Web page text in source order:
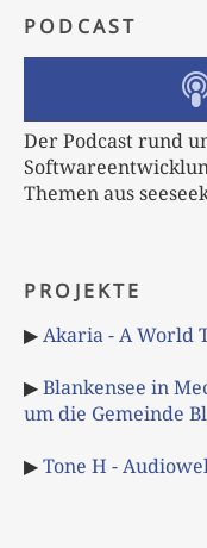
PODCAST
Der Podcast rund
Themen aus
PROJEKTE
▶Akaria - A World
▶Blankensee in
um die Gemeinde
▶Tone H -